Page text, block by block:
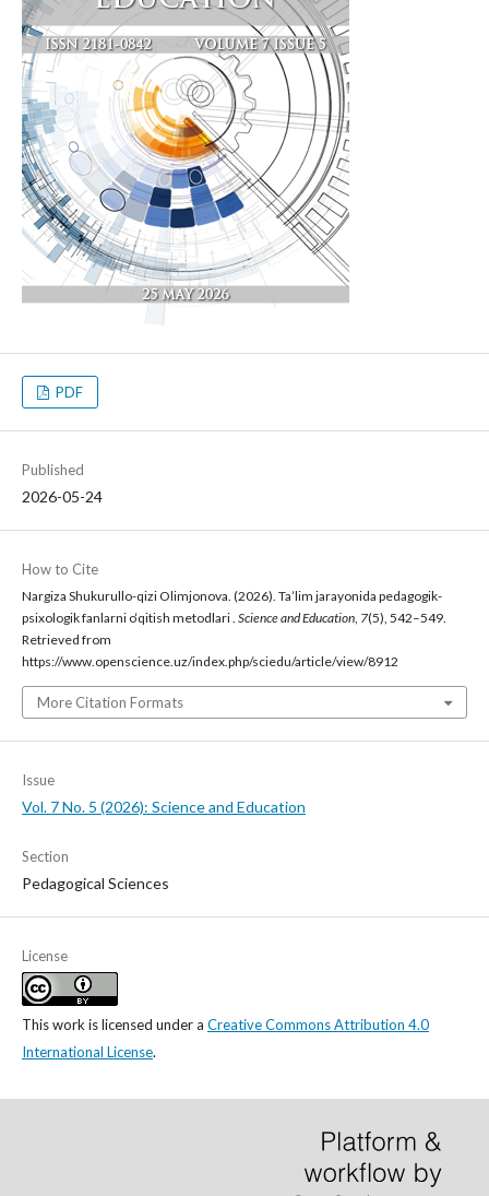
PDF
Published
2026-05-24
How to Cite
Nargiza Shukurullo-qizi Olimjonova. (2026). Ta’lim jarayonida pedagogik-
psixologik fanlarni o‘qitish metodlari . Science and Education, 7(5), 542–549.
Retrieved from
https://www.openscience.uz/index.php/sciedu/article/view/8912
More Citation Formats
Issue
Vol. 7 No. 5 (2026): Science and Education
Section
Pedagogical Sciences
License
This work is licensed under a Creative Commons Attribution 4.0
International License.